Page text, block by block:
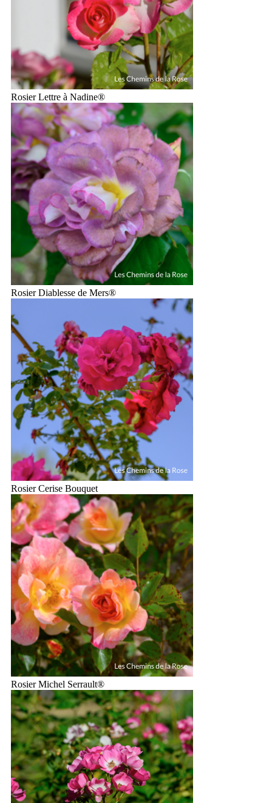
Rosier Lettre à Nadine®
Rosier Diablesse de Mers®
Rosier Cerise Bouquet
Rosier Michel Serrault®